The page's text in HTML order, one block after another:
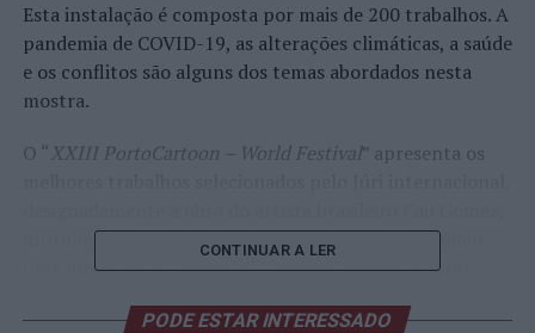
Esta instalação é composta por mais de 200 trabalhos. A
pandemia de COVID-19, as alterações climáticas, a saúde
e os conflitos são alguns dos temas abordados nesta
mostra.
O “XXIII PortoCartoon – World Festival” apresenta os
intitulada “A Peste”, que conquistou o Grande Prémio.
Uma metáfora de humor negro sobre as ameaças do
CONTINUAR A LER
PODE ESTAR INTERESSADO